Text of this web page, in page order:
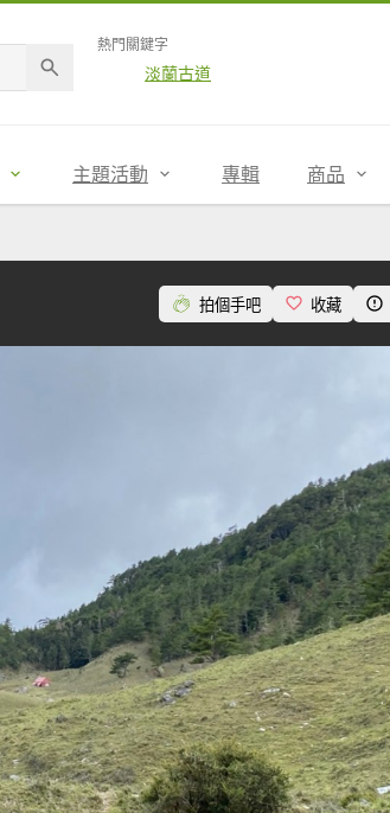
熱門關鍵字
淡蘭古道
主題活動 專輯 商品
拍個手吧 收藏